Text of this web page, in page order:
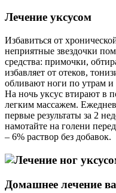
Лечение уксусом
Избавиться от
неприятные звездочки
средства: примочки,
избавляет от отеков,
обливают ноги по утрам и
На ночь уксус втирают в
легким массажем.
первые результаты за 2
намотайте на голени
– 6% раствор без добавок.
Домашнее лечение